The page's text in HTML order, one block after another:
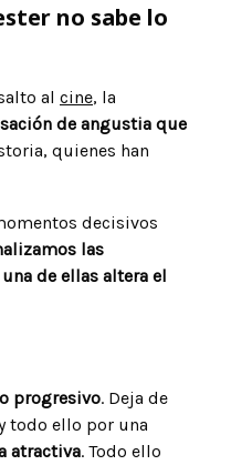
no sabe lo
al cine, la
de angustia que
quienes han
decisivos
las
de ellas altera el
progresivo. Deja de
todo ello por una
atractiva. Todo ello